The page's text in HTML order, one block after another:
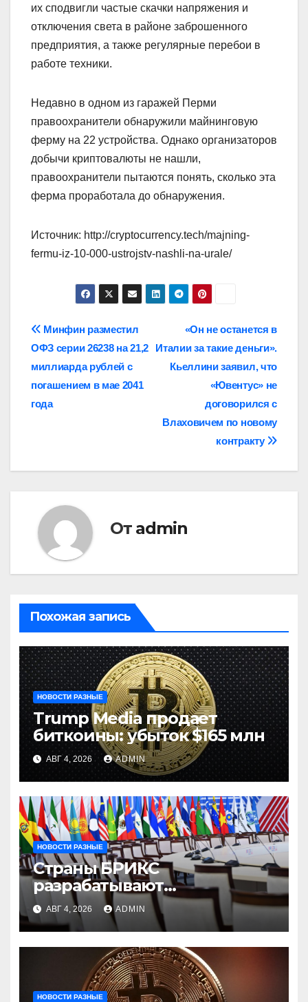
их сподвигли частые скачки напряжения и
отключения света в районе заброшенного
предприятия, а также регулярные перебои в
работе техники.
Недавно в одном из гаражей Перми
правоохранители обнаружили майнинговую
ферму на 22 устройства. Однако организаторов
добычи криптовалюты не нашли,
правоохранители пытаются понять, сколько эта
ферма проработала до обнаружения.
Источник: http://cryptocurrency.tech/majning-
fermu-iz-10-000-ustrojstv-nashli-na-urale/
Навигация
по
записям
«Он не останется в
Италии за такие деньги».
Кьеллини заявил, что
«Ювентус» не
договорился с
Влаховичем по новому
контракту
Минфин разместил
ОФЗ серии 26238 на 21,2
миллиарда рублей с
погашением в мае 2041
года
От admin
Похожая запись
НОВОСТИ РАЗНЫЕ
Trump Media продает
биткоины: убыток $165 млн
АВГ 4, 2026 ADMIN
НОВОСТИ РАЗНЫЕ
Страны БРИКС
разрабатывают
инфраструктуру на базе
цифровых валют
центробанков
АВГ 4, 2026 ADMIN
НОВОСТИ РАЗНЫЕ